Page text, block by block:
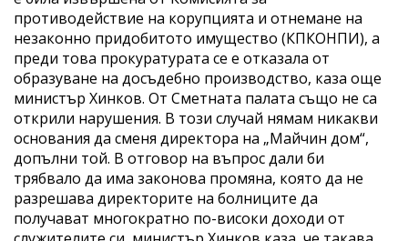
противодействие на корупцията и отнемане на
незаконно придобитото имущество (КПКОНПИ), а
преди това прокуратурата се е отказала от
образуване на досъдебно производство, каза още
министър Хинков. От Сметната палата също не са
открили нарушения. В този случай нямам никакви
основания да сменя директора на „Майчин дом“,
допълни той. В отговор на въпрос дали би
трябвало да има законова промяна, която да не
разрешава директорите на болниците да
получават многократно по-високи доходи от